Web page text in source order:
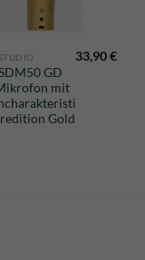
GD
mit
Gold
33,90€